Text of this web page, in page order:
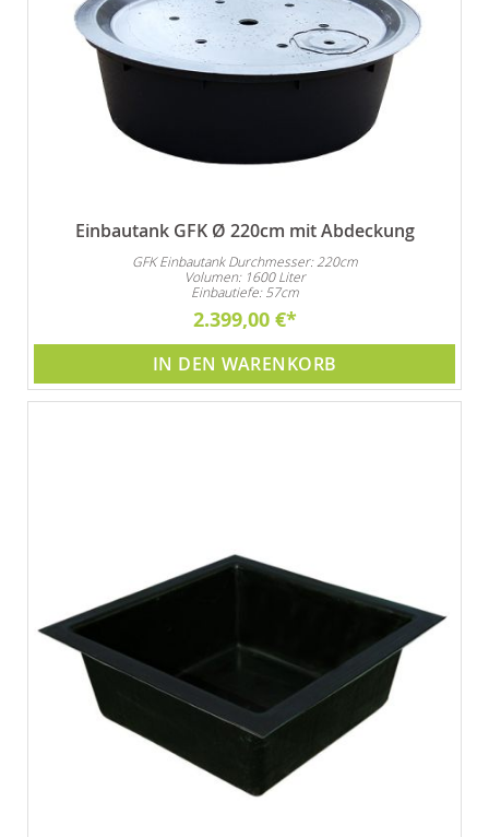
Einbautank GFK Ø 220cm mit Abdeckung
GFK Einbautank Durchmesser: 220cm
Volumen: 1600 Liter
Einbautiefe: 57cm
2.399,00 €
IN DEN WARENKORB